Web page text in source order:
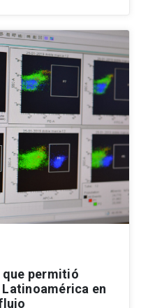
permitió
en